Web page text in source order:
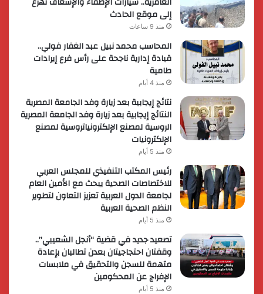
إلى موقع الحادث
منذ 9 ساعات
المحاسب محمد نبيل عبد الغفار فولي..
قيادة إدارية ناجحة على رأس فرع إيرادات
طامية
منذ 4 أيام
نتائج إيجابية بعد زيارة وفد الجامعة المصرية
النتائج إيجابية بعد زيارة وفد الجامعة المصرية
الروسية لمصنع الإلكترونياتروسية لمصنع
الإلكترونيات
منذ 5 أيام
رئيس المكتب التنفيذي للمجلس العربي
للاختصاصات الصحية يبحث مع الأمين العام
لجامعة الدول العربية تعزيز التعاون لتطوير
النظم الصحية العربية
منذ 5 أيام
تصعيد جديد في قضية “أنجل الشعيبي”..
وقفتان احتجاجيتان بعدن تطالبان بإعادة
متهمة للسجن والتحقيق في ملابسات
الإفراج عن المحكومين
منذ 5 أيام